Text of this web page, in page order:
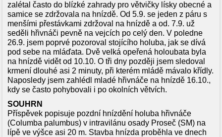
zalétal často do blízké zahrady pro větvičky lísky obecné a
samice se zdržovala na hnízdě. Od 5.9. se jeden z páru s
menšími přestávkami zdržoval na hnízdě a od. 7.9. už
seděli hřivnáči pevně na vejcích po celý den. V poledne
26.9. jsem poprvé pozoroval stojícího holuba, jak se dívá
pod sebe na mláďata. Dvě velká opeřená holoubata byla
na hnízdě vidět od 10.10. O tři dny později jsem sledoval
krmení dlouhé asi 2 minuty, při kterém mládě mávalo křídly.
Naposledy jsem zahlédl mladé hřivnáče na hnízdě 16.10.,
kdy se často pohybovali i po okolních větvích.
SOUHRN
Příspěvek popisuje pozdní hnízdění holuba hřivnáče
(Columba palumbus) v intravilánu osady Proseč (SM) na
lípě ve výšce asi 20 m. Stavba hnízda proběhla ve dnech